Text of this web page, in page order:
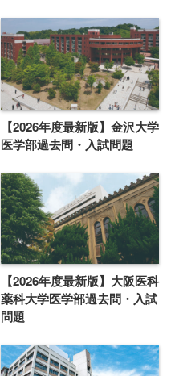
【2026年度最新版】金沢大学
医学部過去問・入試問題
【2026年度最新版】大阪医科
薬科大学医学部過去問・入試
問題